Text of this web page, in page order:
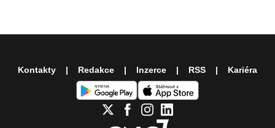
Kontakty Redakce Inzerce RSS Kariéra